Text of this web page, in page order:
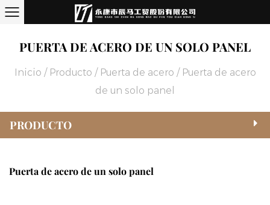
PUERTA DE ACERO DE UN SOLO PANEL
Inicio / Producto / Puerta de acero / Puerta de acero
de un solo panel
PRODUCTO
Puerta de acero de un solo panel